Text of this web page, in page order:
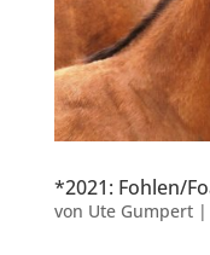
*2021: Fohlen/
von Ute Gumpert|